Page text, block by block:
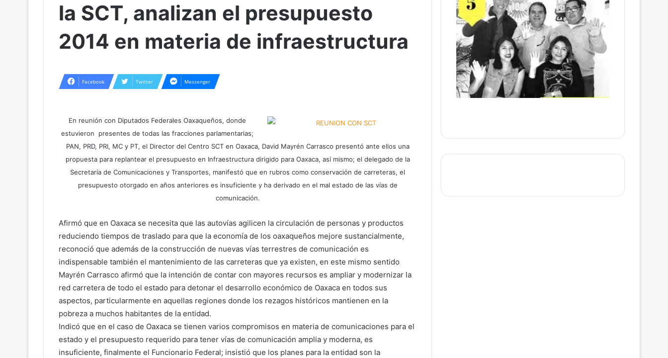
la SCT, analizan el presupuesto
2014 en materia de infraestructura
Facebook Twitter Messenger
En reunión con Diputados Federales Oaxaqueños, donde
estuvieron presentes de todas las fracciones parlamentarias;
PAN, PRD, PRI, MC y PT, el Director del Centro SCT en Oaxaca, David Mayrén Carrasco presentó ante ellos una
propuesta para replantear el presupuesto en Infraestructura dirigido para Oaxaca, así mismo; el delegado de la
Secretaría de Comunicaciones y Transportes, manifestó que en rubros como conservación de carreteras, el
presupuesto otorgado en años anteriores es insuficiente y ha derivado en el mal estado de las vías de
comunicación.
Afirmó que en Oaxaca se necesita que las autovías agilicen la circulación de personas y productos
reduciendo tiempos de traslado para que la economía de los oaxaqueños mejore sustancialmente,
reconoció que además de la construcción de nuevas vías terrestres de comunicación es
indispensable también el mantenimiento de las carreteras que ya existen, en este mismo sentido
Mayrén Carrasco afirmó que la intención de contar con mayores recursos es ampliar y modernizar la
red carretera de todo el estado para detonar el desarrollo económico de Oaxaca en todos sus
aspectos, particularmente en aquellas regiones donde los rezagos históricos mantienen en la
pobreza a muchos habitantes de la entidad.
Indicó que en el caso de Oaxaca se tienen varios compromisos en materia de comunicaciones para el
estado y el presupuesto requerido para tener vías de comunicación amplia y moderna, es
insuficiente, finalmente el Funcionario Federal; insistió que los planes para la entidad son la